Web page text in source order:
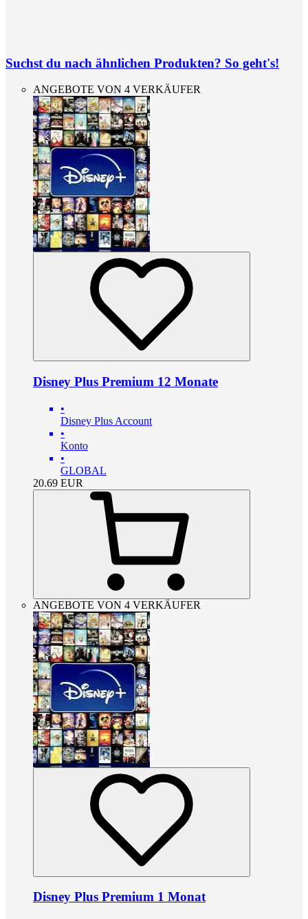
Suchst du nach ähnlichen Produkten? So geht's!
ANGEBOTE VON 4 VERKÄUFER
Disney Plus Premium 12 Monate
•
Disney Plus Account
•
Konto
•
GLOBAL
20.69 EUR
ANGEBOTE VON 4 VERKÄUFER
Disney Plus Premium 1 Monat